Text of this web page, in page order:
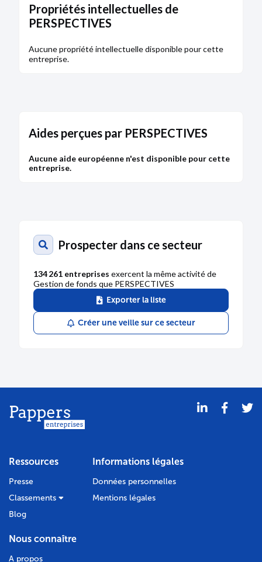
Propriétés intellectuelles de
PERSPECTIVES
Aucune propriété intellectuelle disponible pour cette
entreprise.
Aides perçues par PERSPECTIVES
Aucune aide européenne n'est disponible pour cette
entreprise.
Prospecter dans ce secteur
134 261 entreprises exercent la même activité de
Gestion de fonds que PERSPECTIVES
Exporter la liste
Créer une veille sur ce secteur
Ressources
Presse
Classements
Blog
Informations légales
Données personnelles
Mentions légales
Nous connaître
A propos